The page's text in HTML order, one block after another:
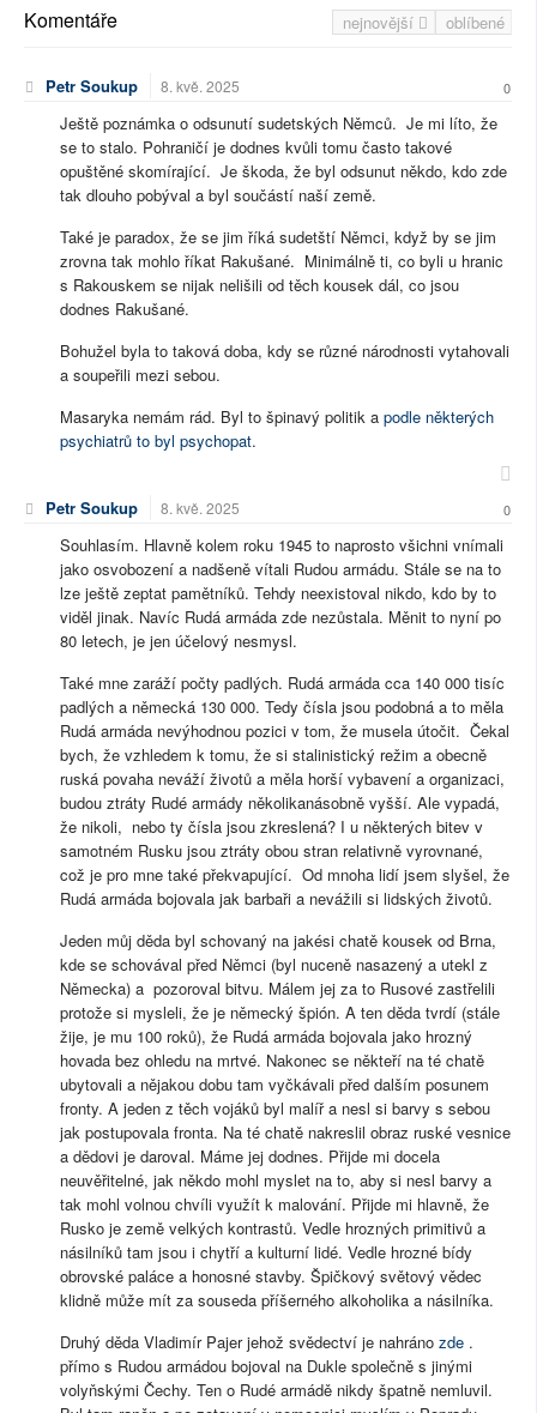
nejnovější oblíbené
Komentáře
Petr Soukup 8. kvě. 2025 0
Ještě poznámka o odsunutí sudetských Němců. Je mi líto, že
se to stalo. Pohraničí je dodnes kvůli tomu často takové
opuštěné skomírající. Je škoda, že byl odsunut někdo, kdo zde
tak dlouho pobýval a byl součástí naší země.
Také je paradox, že se jim říká sudetští Němci, když by se jim
zrovna tak mohlo říkat Rakušané. Minimálně ti, co byli u hranic
s Rakouskem se nijak nelišili od těch kousek dál, co jsou
dodnes Rakušané.
Bohužel byla to taková doba, kdy se různé národnosti vytahovali
a soupeřili mezi sebou.
Masaryka nemám rád. Byl to špinavý politik a podle některých
psychiatrů to byl psychopat.
Petr Soukup 8. kvě. 2025 0
Souhlasím. Hlavně kolem roku 1945 to naprosto všichni vnímali
jako osvobození a nadšeně vítali Rudou armádu. Stále se na to
lze ještě zeptat pamětníků. Tehdy neexistoval nikdo, kdo by to
viděl jinak. Navíc Rudá armáda zde nezůstala. Měnit to nyní po
80 letech, je jen účelový nesmysl.
Také mne zaráží počty padlých. Rudá armáda cca 140 000 tisíc
padlých a německá 130 000. Tedy čísla jsou podobná a to měla
Rudá armáda nevýhodnou pozici v tom, že musela útočit. Čekal
bych, že vzhledem k tomu, že si stalinistický režim a obecně
ruská povaha neváží životů a měla horší vybavení a organizaci,
budou ztráty Rudé armády několikanásobně vyšší. Ale vypadá,
že nikoli, nebo ty čísla jsou zkreslená? I u některých bitev v
samotném Rusku jsou ztráty obou stran relativně vyrovnané,
což je pro mne také překvapující. Od mnoha lidí jsem slyšel, že
Rudá armáda bojovala jak barbaři a nevážili si lidských životů.
Jeden můj děda byl schovaný na jakési chatě kousek od Brna,
kde se schovával před Němci (byl nuceně nasazený a utekl z
Německa) a pozoroval bitvu. Málem jej za to Rusové zastřelili
protože si mysleli, že je německý špión. A ten děda tvrdí (stále
žije, je mu 100 roků), že Rudá armáda bojovala jako hrozný
hovada bez ohledu na mrtvé. Nakonec se někteří na té chatě
ubytovali a nějakou dobu tam vyčkávali před dalším posunem
fronty. A jeden z těch vojáků byl malíř a nesl si barvy s sebou
jak postupovala fronta. Na té chatě nakreslil obraz ruské vesnice
a dědovi je daroval. Máme jej dodnes. Přijde mi docela
neuvěřitelné, jak někdo mohl myslet na to, aby si nesl barvy a
tak mohl volnou chvíli využít k malování. Přijde mi hlavně, že
Rusko je země velkých kontrastů. Vedle hrozných primitivů a
násilníků tam jsou i chytří a kulturní lidé. Vedle hrozné bídy
obrovské paláce a honosné stavby. Špičkový světový vědec
klidně může mít za souseda příšerného alkoholika a násilníka.
Druhý děda Vladimír Pajer jehož svědectví je nahráno zde .
přímo s Rudou armádou bojoval na Dukle společně s jinými
volyňskými Čechy. Ten o Rudé armádě nikdy špatně nemluvil.